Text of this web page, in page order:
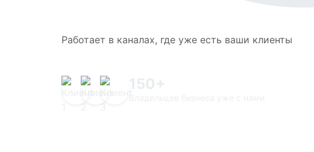
Работает в каналах, где уже есть ваши клиенты